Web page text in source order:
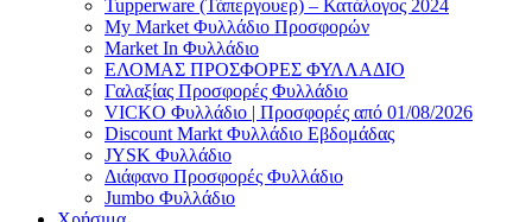
Tupperware (Τάπεργουερ) – Κατάλογος 2024
My Market Φυλλάδιο Προσφορών
Market In Φυλλάδιο
ΕΛΟΜΑΣ ΠΡΟΣΦΟΡΕΣ ΦΥΛΛΑΔΙΟ
Γαλαξίας Προσφορές Φυλλάδιο
VICKO Φυλλάδιο | Προσφορές από 01/08/2026
Discount Markt Φυλλάδιο Εβδομάδας
JYSK Φυλλάδιο
Διάφανο Προσφορές Φυλλάδιο
Jumbo Φυλλάδιο